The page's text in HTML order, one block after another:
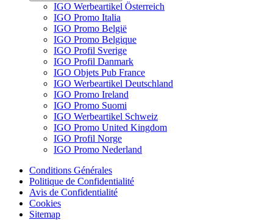
IGO Werbeartikel Österreich
IGO Promo Italia
IGO Promo België
IGO Promo Belgique
IGO Profil Sverige
IGO Profil Danmark
IGO Objets Pub France
IGO Werbeartikel Deutschland
IGO Promo Ireland
IGO Promo Suomi
IGO Werbeartikel Schweiz
IGO Promo United Kingdom
IGO Profil Norge
IGO Promo Nederland
Conditions Générales
Politique de Confidentialité
Avis de Confidentialité
Cookies
Sitemap